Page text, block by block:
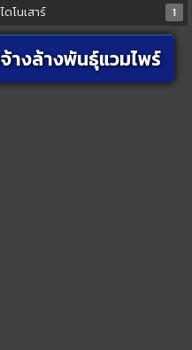
ไดโนเสาร์ 1
างล้างพันธุ์แวมไพร์